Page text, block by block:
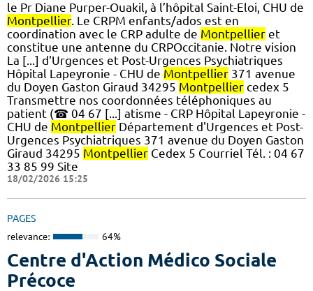
le Pr Diane Purper-Ouakil, à l’hôpital Saint-Eloi, CHU de
Montpellier. Le CRPM enfants/ados est en
coordination avec le CRP adulte de Montpellier et
constitue une antenne du CRPOccitanie. Notre vision
La [...] d'Urgences et Post-Urgences Psychiatriques
Hôpital Lapeyronie - CHU de Montpellier 371 avenue
du Doyen Gaston Giraud 34295 Montpellier cedex 5
Transmettre nos coordonnées téléphoniques au
patient (☎ 04 67 [...] atisme - CRP Hôpital Lapeyronie -
CHU de Montpellier Département d'Urgences et Post-
Urgences Psychiatriques 371 avenue du Doyen Gaston
Giraud 34295 Montpellier Cedex 5 Courriel Tél. : 04 67
33 85 99 Site
18/02/2026 15:25
PAGES
relevance: 64%
Centre d'Action Médico Sociale
Précoce